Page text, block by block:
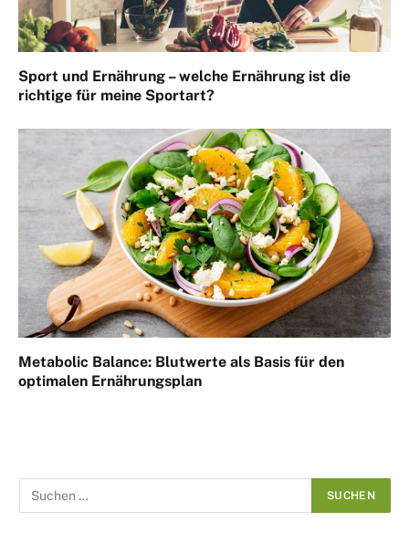
Sport und Ernährung – welche Ernährung ist die
richtige für meine Sportart?
Metabolic Balance: Blutwerte als Basis für den
optimalen Ernährungsplan